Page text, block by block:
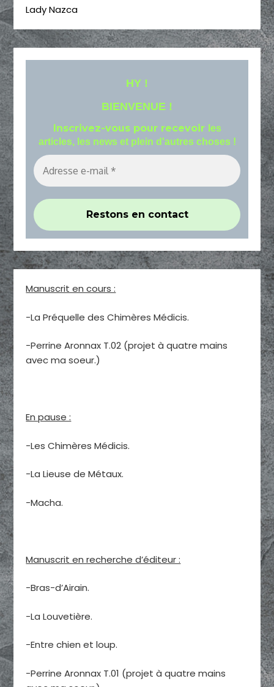
Lady Nazca
HY !
BIENVENUE !
Inscrivez-vous pour recevoir les
articles, les news et plein d'autres choses !
Manuscrit en cours :
-La Préquelle des Chimères Médicis.
-Perrine Aronnax T.02 (projet à quatre mains
avec ma soeur.)
En pause :
-Les Chimères Médicis.
-La Lieuse de Métaux.
-Macha.
Manuscrit en recherche d’éditeur :
-Bras-d’Airain.
-La Louvetière.
-Entre chien et loup.
-Perrine Aronnax T.01 (projet à quatre mains